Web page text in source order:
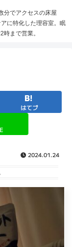
分でアクセスの床屋
に特化した理容室。眠
まで営業。
はてブ
2024.01.24